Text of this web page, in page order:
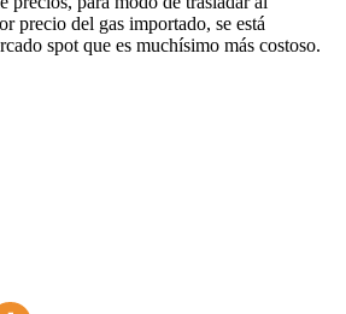
precio del gas importado, se está
spot que es muchísimo más costoso.